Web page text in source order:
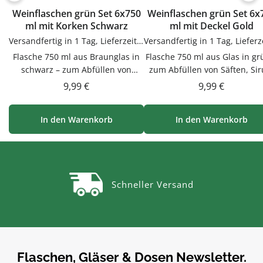
Weinflaschen grün Set 6x750
ml mit Korken Schwarz
Versandfertig in 1 Tag, Lieferzeit 1-3 Tage
Flasche 750 ml aus Braunglas in
schwarz – zum Abfüllen von
Säften, Sirup, Likören &
schwarz aus Braunglas ist zum
Abfüllen von Säften, Sirup,
Likören & Ölen. Das getönte
und für den täglichen Gebrauch
gemacht.Sicher verschlossenDer
Korkverschluss verschließt
zum Aufbewahren und
BraunglasBraunglas schützt
Regulärer Preis:
9,99 €
In den Warenkorb
Weinflaschen grün Set
ml mit Deckel Gold
Flasche 750 ml aus Glas in
zum Abfüllen von Säften,
Likören & ÖlenDieser
Abfüllen von Säften,
Likören & Ölen.
verarbeitet und für den
zuverlässig.Material
mlMaterial: GlasFarbe:
Regulärer
9,99 €
In den Warenkorb
Schneller Versand
Flaschen, Gläser & Dosen Newsletter.